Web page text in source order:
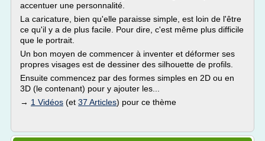
accentuer une personnalité.
La caricature, bien qu'elle paraisse simple, est loin de l'être
ce qu'il y a de plus facile. Pour dire, c'est même plus difficile
que le portrait.
Un bon moyen de commencer à inventer et déformer ses
propres visages est de dessiner des silhouette de profils.
Ensuite commencez par des formes simples en 2D ou en
3D (le contenant) pour y ajouter les...
→ 1 Vidéos (et 37 Articles) pour ce thème